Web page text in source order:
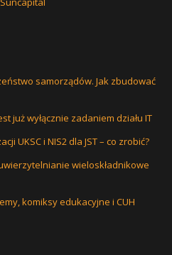
samorządów. Jak zbudować
już wyłącznie zadaniem działu IT
UKSC i NIS2 dla JST – co zrobić?
wieloskładnikowe
komiksy edukacyjne i CUH